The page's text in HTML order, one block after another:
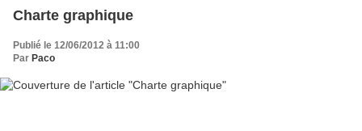
Charte graphique
Publié le 12/06/2012 à 11:00
Par Paco